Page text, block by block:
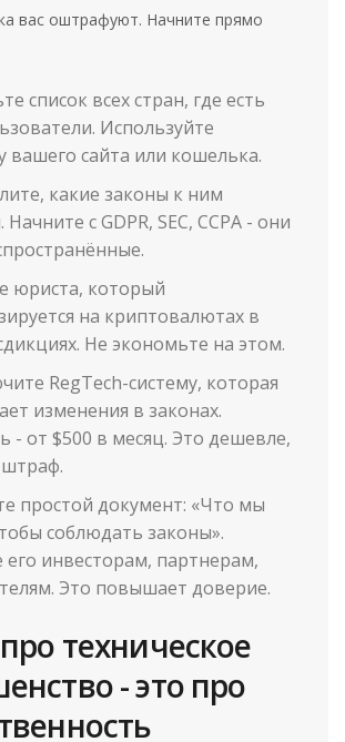
вас оштрафуют. Начните прямо
список всех стран, где есть
Используйте
вашего сайта или кошелька.
какие законы к ним
Начните с GDPR, SEC, CCPA - они
юриста, который
на криптовалютах в
Не экономьте на этом.
RegTech-систему, которая
изменения в законах.
- от $500 в месяц. Это дешевле,
простой документ: «Что мы
соблюдать законы».
инвесторам, партнерам,
Это повышает доверие.
техническое
- это про